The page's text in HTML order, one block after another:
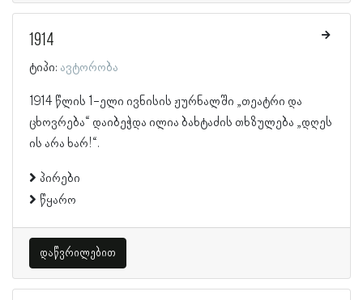
1914
ტიპი: ავტორობა
1914 წლის 1-ელი ივნისის ჟურნალში „თეატრი და
ცხოვრება“ დაიბეჭდა ილია ბახტაძის თხზულება „დღეს
ის არა ხარ!“.
პირები
წყარო
დაწვრილებით